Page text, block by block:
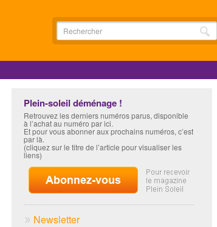
Plein-soleil déménage !
Retrouvez les derniers numéros parus, disponible
à l’achat au numéro par ici.
Et pour vous abonner aux prochains numéros, c’est
par là.
(cliquez sur le titre de l’article pour visualiser les
liens)
Newsletter